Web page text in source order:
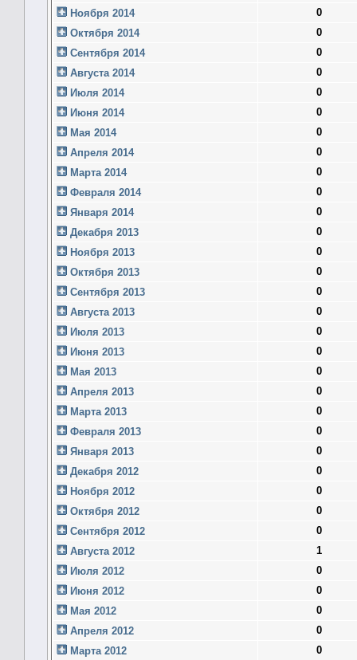
Ноября 2014
0
Октября 2014
0
Сентября 2014
0
Августа 2014
0
Июля 2014
0
Июня 2014
0
Мая 2014
0
Апреля 2014
0
Марта 2014
0
Февраля 2014
0
Января 2014
0
Декабря 2013
0
Ноября 2013
0
Октября 2013
0
Сентября 2013
0
Августа 2013
0
Июля 2013
0
Июня 2013
0
Мая 2013
0
Апреля 2013
0
Марта 2013
0
Февраля 2013
0
Января 2013
0
Декабря 2012
0
Ноября 2012
0
Октября 2012
0
Сентября 2012
0
Августа 2012
1
Июля 2012
0
Июня 2012
0
Мая 2012
0
Апреля 2012
0
Марта 2012
0